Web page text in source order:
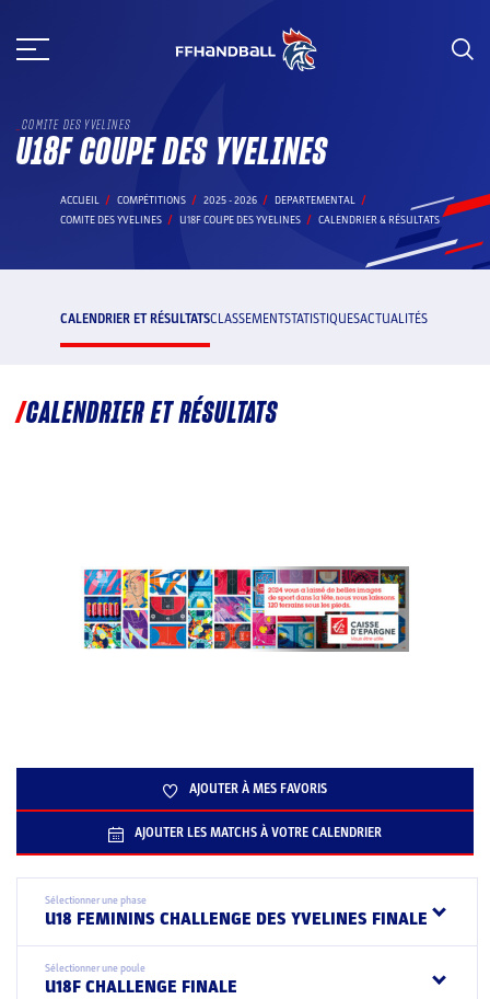
au
COMITE DES YVELINES
U18F COUPE DES YVELINES
ACCUEIL COMPÉTITIONS 2025 - 2026
DEPARTEMENTAL
COMITE DES YVELINES
U18F COUPE DES YVELINES CALENDRIER & RÉSULTATS
CALENDRIER ET RÉSULTATSCLASSEMENTSTATISTIQUESACTUALITÉS
CALENDRIER ET RÉSULTATS
AJOUTER À MES FAVORIS
AJOUTER LES MATCHS À VOTRE CALENDRIER
Sélectionner une phase
U18 FEMININS CHALLENGE DES YVELINES FINALE
Sélectionner une poule
U18F CHALLENGE FINALE